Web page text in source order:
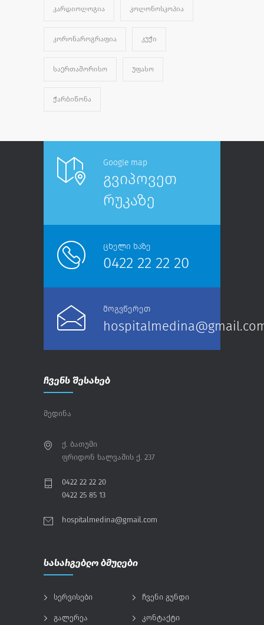
ᲙᲐᲠᲓᲘᲝᲚᲝᲒᲘᲐ ᲙᲝᲚᲝᲜᲝᲡᲙᲝᲞᲘᲐ
ᲙᲝᲠᲝᲜᲐᲠᲝᲒᲠᲐᲤᲘᲐ ᲙᲣᲭᲘ
ᲡᲐᲔᲠᲗᲐᲨᲝᲠᲘᲡᲝ ᲣᲤᲐᲡᲝ
ᲭᲐᲠᲑᲘᲬᲝᲜᲐ
Google map
გვიპოვეთ
რუკაზე
ცხელი ხაზე
0422 22 22 20
მოგვწერეთ
ჩვენს შესახებ
მედინა
ქ. ბათუმი
ფრიდონ ხალვაშის ქ. 237
0422 22 22 20
0422 25 85 13
hospitalmedina@gmail.com
სასარგებლო ბმულები
სერვისები ჩვენი გუნდი
გალერეა კონტაქტი